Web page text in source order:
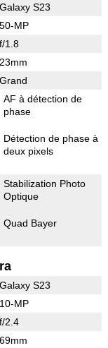
Galaxy S23
50-MP
f/1.8
23mm
Grand
AF à détection de
phase
Détection de phase à
deux pixels
Stabilization Photo
Optique
Quad Bayer
Galaxy S23
10-MP
f/2.4
69mm